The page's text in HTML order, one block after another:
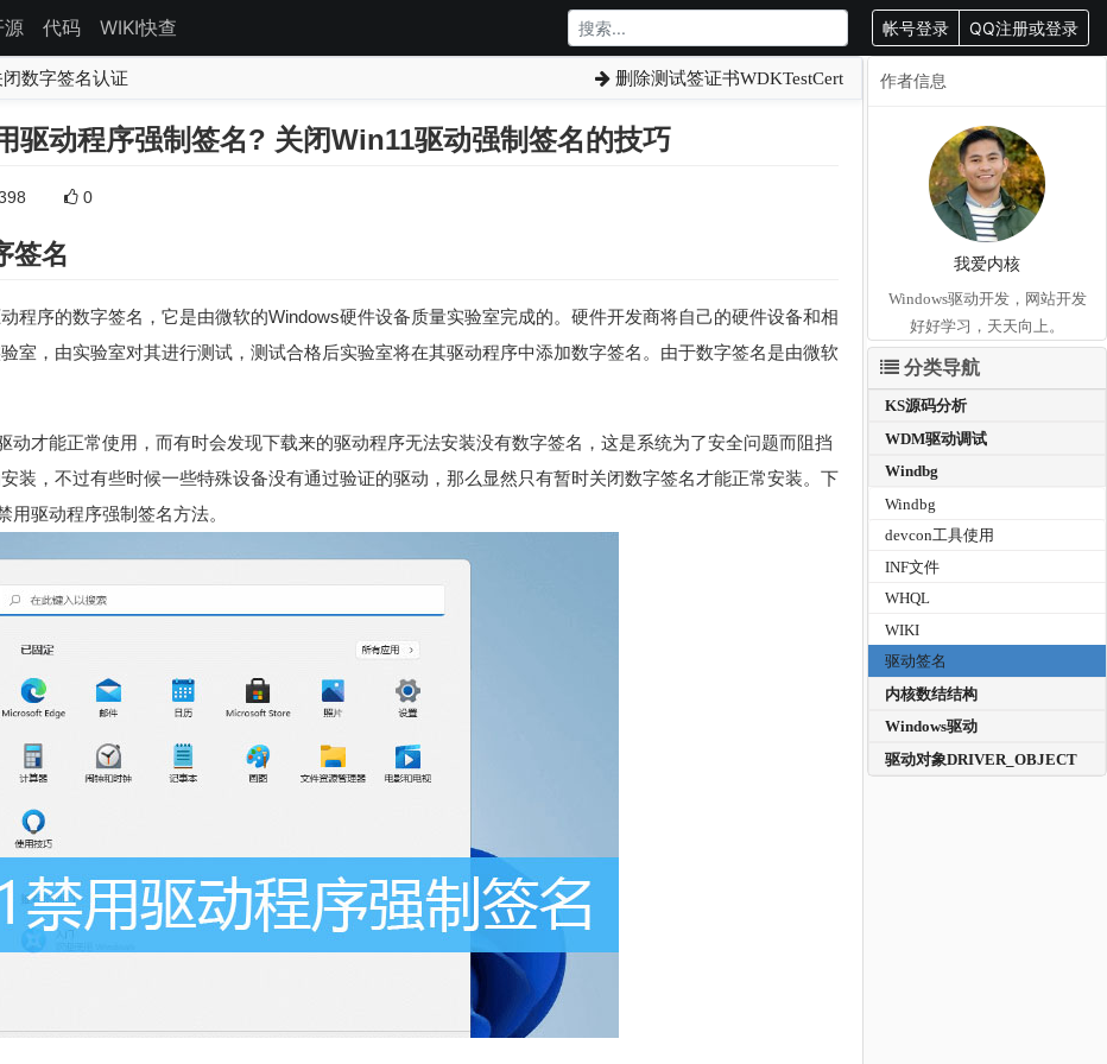
源 代码 WIKI快查 帐号登录 QQ注册或登录
数字签名认证 删除测试签证书WDKTestCert
驱动程序强制签名? 关闭Win11驱动强制签名的技巧
0
签名
程序的数字签名，它是由微软的Windows硬件设备质量实验室完成的。硬件开发商将自己的硬件设备和相
室，由实验室对其进行测试，测试合格后实验室将在其驱动程序中添加数字签名。由于数字签名是由微软
动才能正常使用，而有时会发现下载来的驱动程序无法安装没有数字签名，这是系统为了安全问题而阻挡
装，不过有些时候一些特殊设备没有通过验证的驱动，那么显然只有暂时关闭数字签名才能正常安装。下
用驱动程序强制签名方法。
作者信息
我爱内核
Windows驱动开发，网站开发
好好学习，天天向上。
分类导航
KS源码分析
WDM驱动调试
Windbg
Windbg
devcon工具使用
INF文件
WHQL
WIKI
驱动签名
内核数结结构
Windows驱动
驱动对象DRIVER_OBJECT